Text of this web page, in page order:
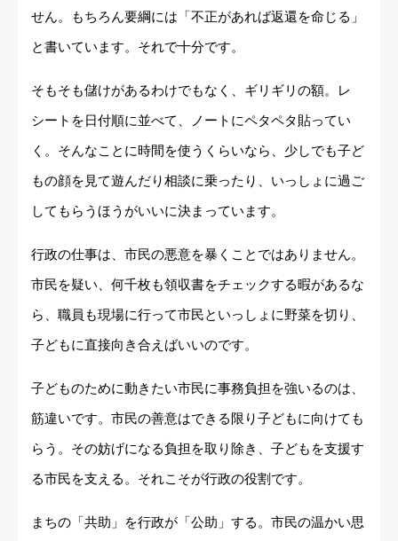
せん。もちろん要綱には「不正があれば返還を命じる」
と書いています。それで十分です。
そもそも儲けがあるわけでもなく、ギリギリの額。レ
シートを日付順に並べて、ノートにペタペタ貼ってい
く。そんなことに時間を使うくらいなら、少しでも子ど
もの顔を見て遊んだり相談に乗ったり、いっしょに過ご
してもらうほうがいいに決まっています。
行政の仕事は、市民の悪意を暴くことではありません。
市民を疑い、何千枚も領収書をチェックする暇があるな
ら、職員も現場に行って市民といっしょに野菜を切り、
子どもに直接向き合えばいいのです。
子どものために動きたい市民に事務負担を強いるのは、
筋違いです。市民の善意はできる限り子どもに向けても
らう。その妨げになる負担を取り除き、子どもを支援す
る市民を支える。それこそが行政の役割です。
まちの「共助」を行政が「公助」する。市民の温かい思